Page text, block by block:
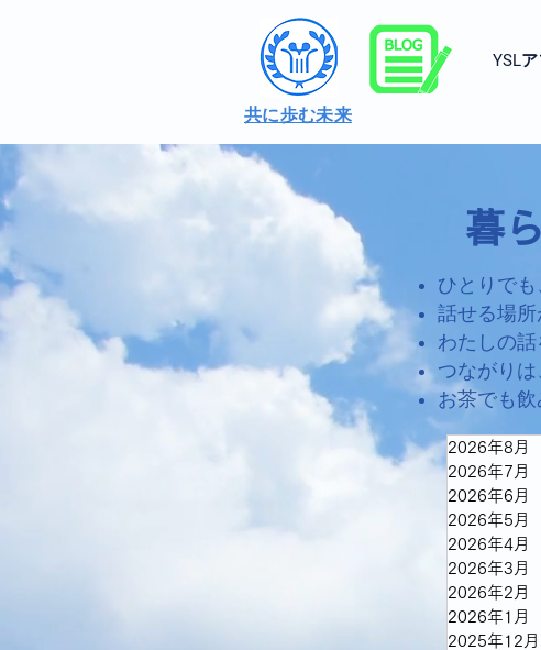
共に歩む未来
YSL
暮
ひとりでも
話せる場所
わたしの話
つながりは
お茶でも飲
2026年8月
2026年7月
2026年6月
2026年5月
2026年4月
2026年3月
2026年2月
2026年1月
2025年12月